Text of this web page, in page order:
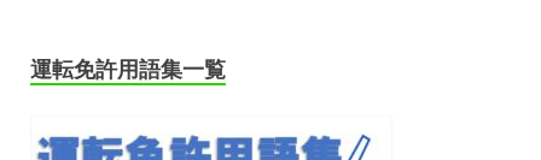
運転免許用語集一覧